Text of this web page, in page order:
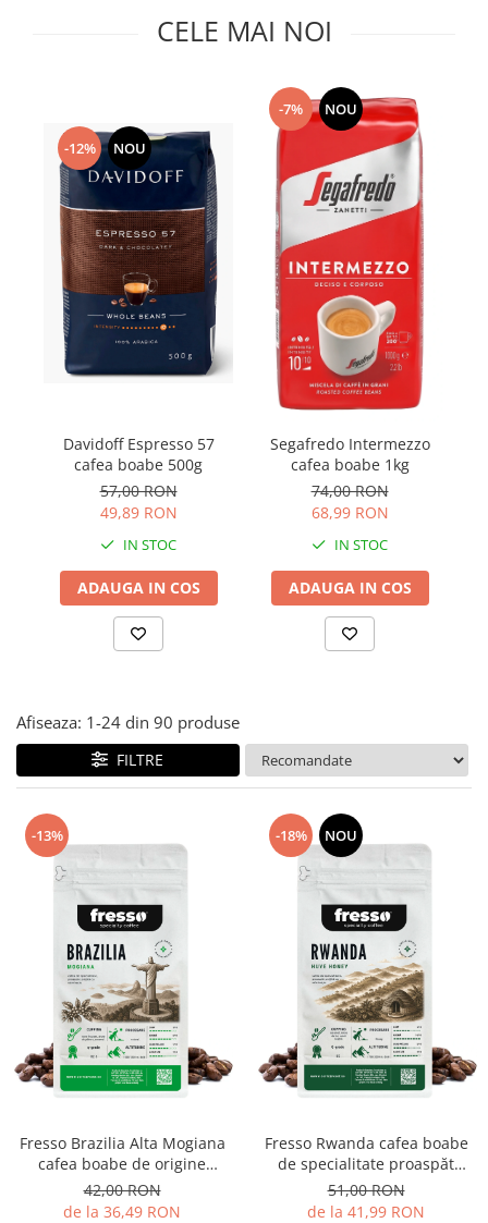
CELE MAI NOI
-12% NOU
Davidoff Espresso 57
cafea boabe 500g
57,00 RON
49,89 RON
IN STOC
ADAUGA IN COS
-7% NOU
Segafredo Intermezzo
cafea boabe 1kg
74,00 RON
68,99 RON
IN STOC
ADAUGA IN COS
Afiseaza: 1-24 din 90 produse
FILTRE
-13%
Fresso Brazilia Alta Mogiana
cafea boabe de origine
proaspăt prăjită
42,00 RON
de la 36,49 RON
-18% NOU
Fresso Rwanda cafea boabe
de specialitate proaspăt
prăjită
51,00 RON
de la 41,99 RON